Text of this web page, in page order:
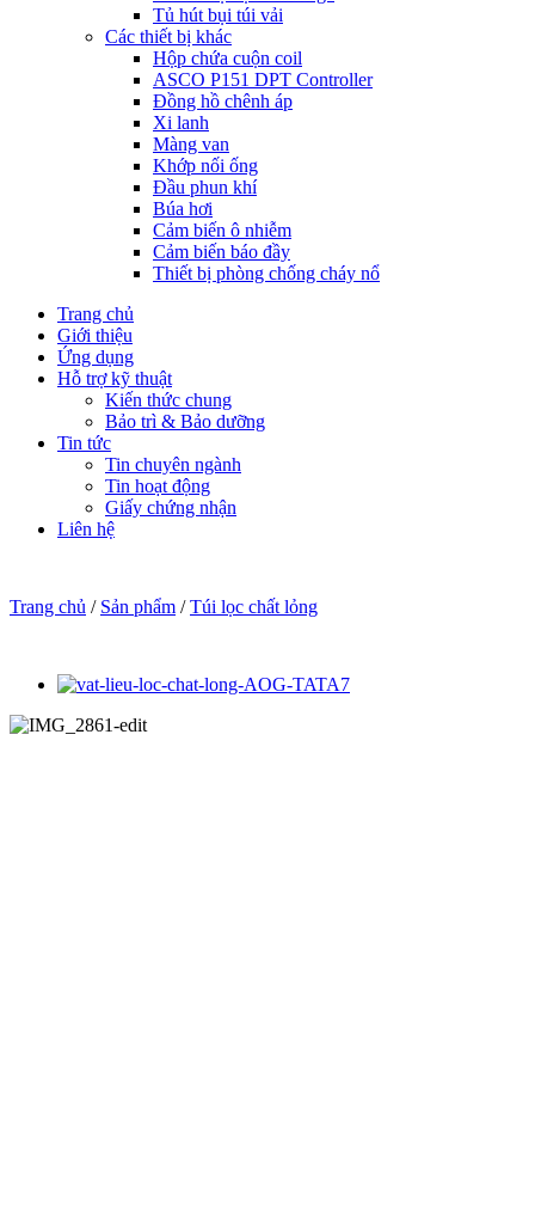
Tủ hút bụi túi vải
Các thiết bị khác
Hộp chứa cuộn coil
ASCO P151 DPT Controller
Đồng hồ chênh áp
Xi lanh
Màng van
Khớp nối ống
Đầu phun khí
Búa hơi
Cảm biến ô nhiễm
Cảm biến báo đầy
Thiết bị phòng chống cháy nổ
Trang chủ
Giới thiệu
Ứng dụng
Hỗ trợ kỹ thuật
Kiến thức chung
Bảo trì & Bảo dưỡng
Tin tức
Tin chuyên ngành
Tin hoạt động
Giấy chứng nhận
Liên hệ
Trang chủ / Sản phẩm / Túi lọc chất lỏng